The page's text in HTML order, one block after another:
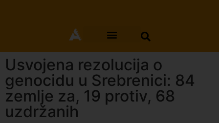
Usvojena rezolucija o
genocidu u Srebrenici: 84
zemlje za, 19 protiv, 68
uzdržanih